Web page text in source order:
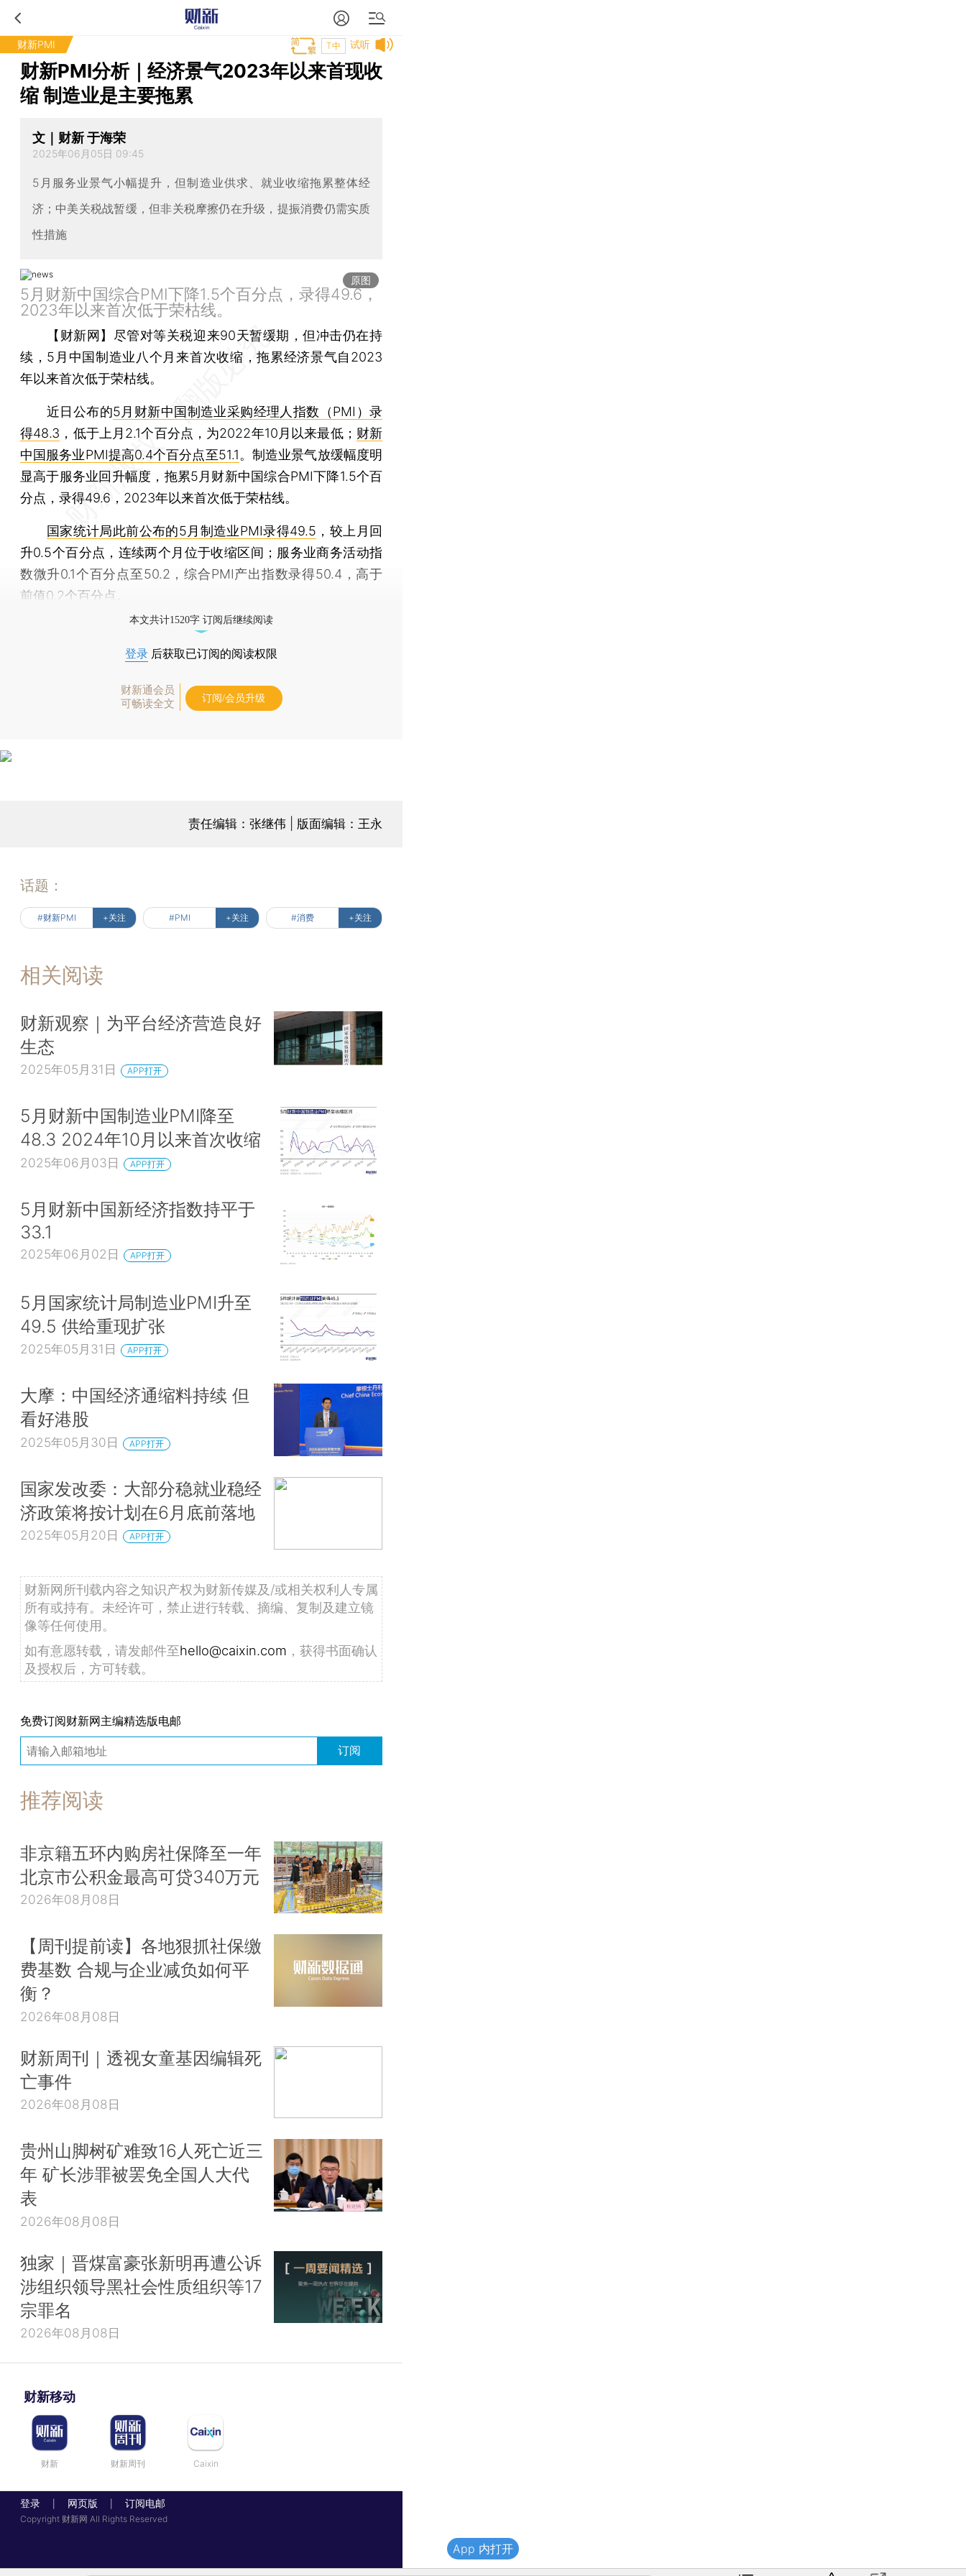
财新PMI 试听
T中
财新PMI分析｜经济景气2023年以来首现收
缩 制造业是主要拖累
文｜财新 于海荣
2025年06月05日 09:45
5月服务业景气小幅提升，但制造业供求、就业收缩拖累整体经
济；中美关税战暂缓，但非关税摩擦仍在升级，提振消费仍需实质
性措施
原图
5月财新中国综合PMI下降1.5个百分点，录得49.6，
2023年以来首次低于荣枯线。
【财新网】 尽管对等关税迎来90天暂缓期，但冲击仍在持
续，5月中国制造业八个月来首次收缩，拖累经济景气自2023
年以来首次低于荣枯线。
近日公布的5月财新中国制造业采购经理人指数（PMI）录
得48.3 ，低于上月2.1个百分点，为2022年10月以来最低； 财新
中国服务业PMI提高0.4个百分点至51.1。制造业景气放缓幅度明
显高于服务业回升幅度，拖累5月财新中国综合PMI下降1.5个百
分点，录得49.6，2023年以来首次低于荣枯线。
国家统计局此前公布的5月制造业PMI录得49.5 ，较上月回
升0.5个百分点，连续两个月位于收缩区间；服务业商务活动指
数微升0.1个百分点至50.2，综合PMI产出指数录得50.4，高于
前值0.2个百分点。
本文共计1520字 订阅后继续阅读
登录 后获取已订阅的阅读权限
财新通会员
可畅读全文
订阅/会员升级
责任编辑：张继伟 | 版面编辑：王永
话题：
#财新PMI +关注 #PMI +关注 #消费 +关注
相关阅读
财新观察｜为平台经济营造良好
生态
2025年05月31日 APP打开
5月财新中国制造业PMI降至
48.3 2024年10月以来首次收缩
2025年06月03日 APP打开
5月财新中国新经济指数持平于
33.1
2025年06月02日 APP打开
5月国家统计局制造业PMI升至
49.5 供给重现扩张
2025年05月31日 APP打开
大摩：中国经济通缩料持续 但
看好港股
2025年05月30日 APP打开
国家发改委：大部分稳就业稳经
济政策将按计划在6月底前落地
2025年05月20日 APP打开
财新网所刊载内容之知识产权为财新传媒及/或相关权利人专属
所有或持有。未经许可，禁止进行转载、摘编、复制及建立镜
像等任何使用。
如有意愿转载，请发邮件至hello@caixin.com ，获得书面确认
及授权后，方可转载。
免费订阅财新网主编精选版电邮
订阅
推荐阅读
非京籍五环内购房社保降至一年
北京市公积金最高可贷340万元
2026年08月08日
【周刊提前读】各地狠抓社保缴
费基数 合规与企业减负如何平
衡？
2026年08月08日
财新周刊｜透视女童基因编辑死
亡事件
2026年08月08日
贵州山脚树矿难致16人死亡近三
年 矿长涉罪被罢免全国人大代
表
2026年08月08日
独家｜晋煤富豪张新明再遭公诉
涉组织领导黑社会性质组织等17
宗罪名
2026年08月08日
财新移动
财新 财新周刊 Caixin
登录 网页版 订阅电邮
Copyright 财新网 All Rights Reserved
App 内打开